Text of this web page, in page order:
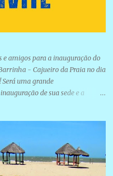
amigos para a inauguração do
- Cajueiro da Praia no dia
Será uma grande
de sua sede e a